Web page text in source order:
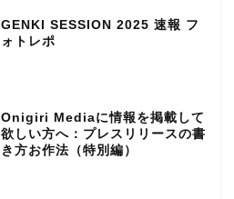
GENKI SESSION 2025 速報 フ
ォトレポ
Onigiri Mediaに情報を掲載して
欲しい方へ：プレスリリースの書
き方お作法（特別編）